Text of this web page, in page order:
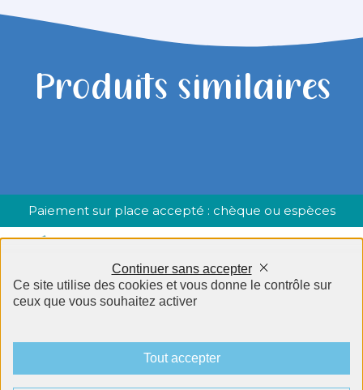
Produits similaires
Paiement sur place accepté : chèque ou espèces
06 62 19 63 74
Plan du site
Ce site utilise des cookies et vous donne le contrôle sur
ceux que vous souhaitez activer
Tout accepter
Continuer sans accepter